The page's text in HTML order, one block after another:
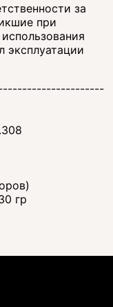
за
при
эксплуатации
гр